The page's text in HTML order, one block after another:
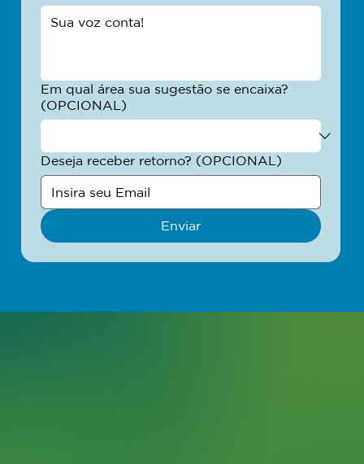
Em qual área sua sugestão se encaixa?
(OPCIONAL)
Deseja receber retorno? (OPCIONAL)
Enviar